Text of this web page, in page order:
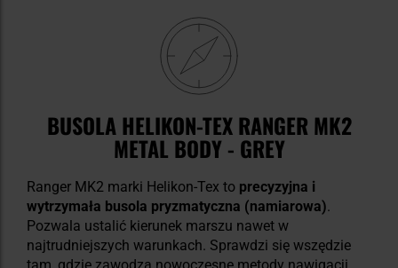
BUSOLA HELIKON-TEX RANGER MK2
METAL BODY - GREY
Ranger MK2 marki Helikon-Tex to precyzyjna i
wytrzymała busola pryzmatyczna (namiarowa).
Pozwala ustalić kierunek marszu nawet w
najtrudniejszych warunkach. Sprawdzi się wszędzie